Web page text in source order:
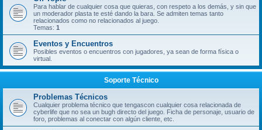
Para hablar de cualquier cosa que quieras, con respeto a los demás, y sin que
un moderador plasta te esté dando la bara. Se admiten temas tanto
relacionados como no relacionados al juego.
Temas: 1
Eventos y Encuentros
Posibles eventos o encuentros con jugadores, ya sean de forma física o
virtual.
Soporte Técnico
Problemas Técnicos
Cualquier problema técnico que tengascon cualquier cosa relacionada de
cyberlife que no sea un bugh directo del juego. Ficha de personaje, usuario de
foro, problemas al conectar con algún cliente, etc.